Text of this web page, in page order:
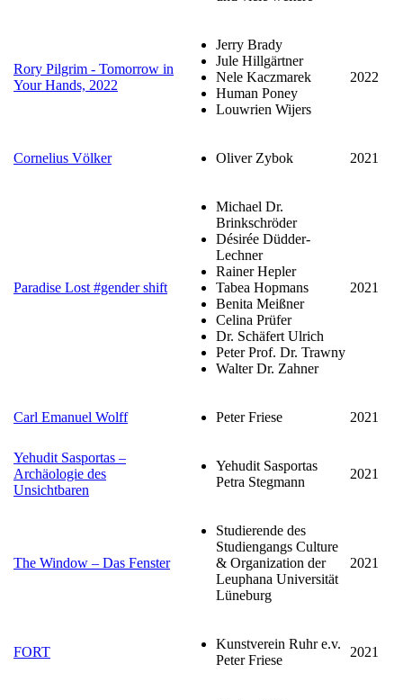
Rory Pilgrim - Tomorrow in
Your Hands, 2022
Jerry Brady
Jule Hillgärtner
Nele Kaczmarek
Human Poney
Louwrien Wijers
2022
Cornelius Völker Oliver Zybok 2021
Paradise Lost #gender shift
Michael Dr.
Brinkschröder
Désirée Düdder-
Lechner
Rainer Hepler
Tabea Hopmans
Benita Meißner
Celina Prüfer
Dr. Schäfert Ulrich
Peter Prof. Dr. Trawny
Walter Dr. Zahner
2021
Carl Emanuel Wolff Peter Friese 2021
Yehudit Sasportas –
Archäologie des
Unsichtbaren
Yehudit Sasportas
Petra Stegmann
2021
The Window – Das Fenster
Studierende des
Studiengangs Culture
& Organization der
Leuphana Universität
Lüneburg
2021
FORT
Kunstverein Ruhr e.v.
Peter Friese
2021